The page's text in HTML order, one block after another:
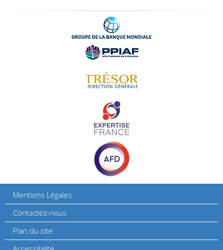
Mentions Légales
Contactez-nous
Plan du site